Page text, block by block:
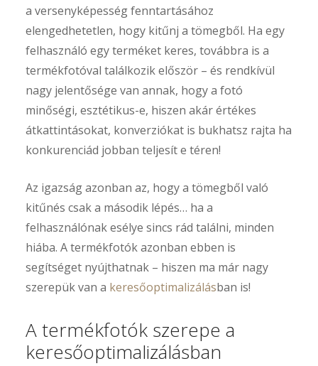
a versenyképesség fenntartásához
elengedhetetlen, hogy kitűnj a tömegből. Ha egy
felhasználó egy terméket keres, továbbra is a
termékfotóval találkozik először – és rendkívül
nagy jelentősége van annak, hogy a fotó
minőségi, esztétikus-e, hiszen akár értékes
átkattintásokat, konverziókat is bukhatsz rajta ha
konkurenciád jobban teljesít e téren!
Az igazság azonban az, hogy a tömegből való
kitűnés csak a második lépés… ha a
felhasználónak esélye sincs rád találni, minden
hiába. A termékfotók azonban ebben is
segítséget nyújthatnak – hiszen ma már nagy
szerepük van a keresőoptimalizálásban is!
A termékfotók szerepe a
keresőoptimalizálásban